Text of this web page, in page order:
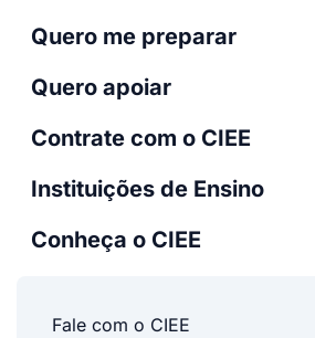
Quero me preparar
Quero apoiar
Contrate com o CIEE
Instituições de Ensino
Conheça o CIEE
Fale com o CIEE